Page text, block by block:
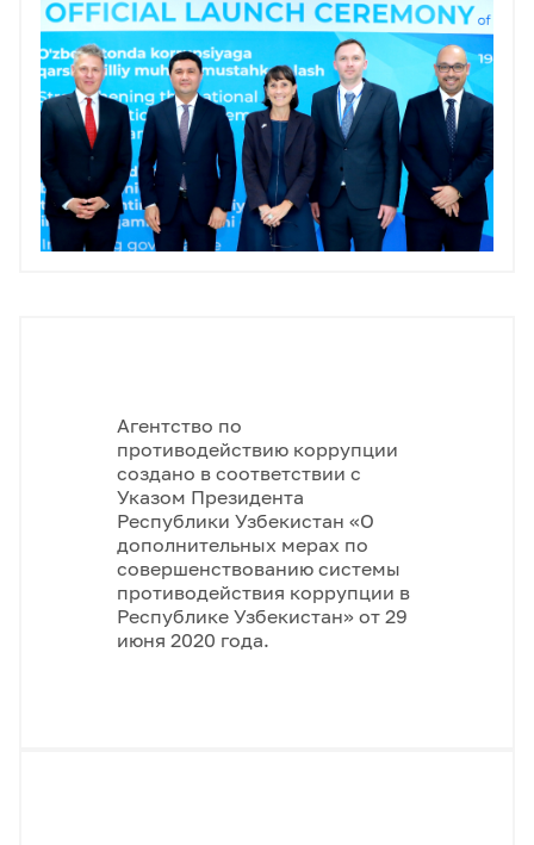
Агентство по
противодействию коррупции
создано в соответствии с
Указом Президента
Республики Узбекистан «О
дополнительных мерах по
совершенствованию системы
противодействия коррупции в
Республике Узбекистан» от 29
июня 2020 года.